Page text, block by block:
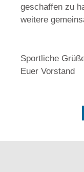
geschaffen zu
weitere
Sportliche
Euer Vorstand